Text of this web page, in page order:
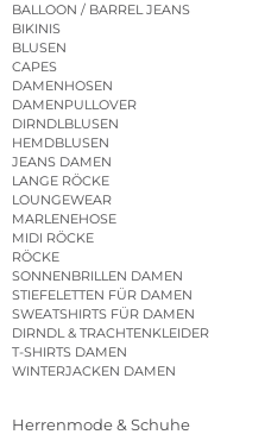
BALLOON / BARREL JEANS
BIKINIS
BLUSEN
CAPES
DAMENHOSEN
DAMENPULLOVER
DIRNDLBLUSEN
HEMDBLUSEN
JEANS DAMEN
LANGE RÖCKE
LOUNGEWEAR
MARLENEHOSE
MIDI RÖCKE
RÖCKE
SONNENBRILLEN DAMEN
STIEFELETTEN FÜR DAMEN
SWEATSHIRTS FÜR DAMEN
DIRNDL & TRACHTENKLEIDER
T-SHIRTS DAMEN
WINTERJACKEN DAMEN
Herrenmode & Schuhe